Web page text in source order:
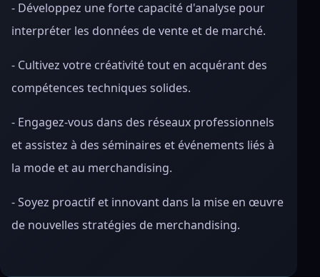
- Développez une forte capacité d'analyse pour
interpréter les données de vente et de marché.
- Cultivez votre créativité tout en acquérant des
compétences techniques solides.
- Engagez-vous dans des réseaux professionnels
et assistez à des séminaires et événements liés à
la mode et au merchandising.
- Soyez proactif et innovant dans la mise en œuvre
de nouvelles stratégies de merchandising.